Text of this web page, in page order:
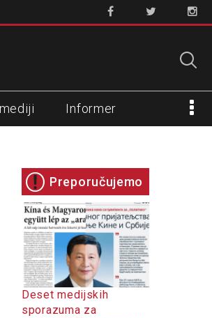
Informer
Preporučujemo
Deset medijskih
sporazuma za